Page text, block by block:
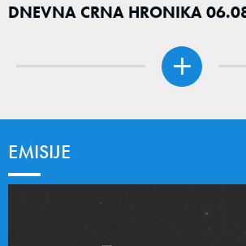
DNEVNA CRNA HRONIKA
EMISIJE